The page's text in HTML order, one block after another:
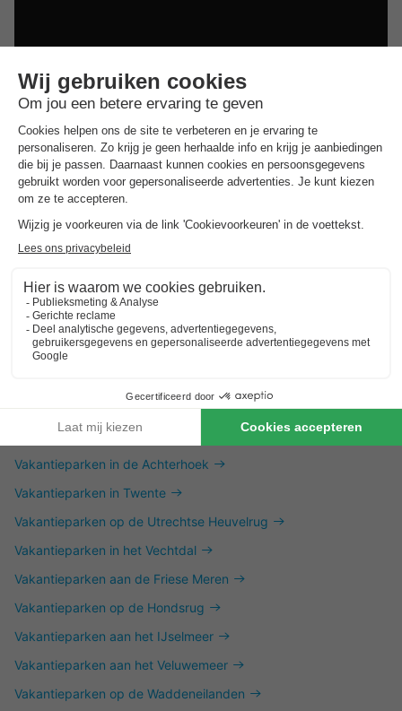
Dit is ook interessant
Vakantieparken in Zuid-Limburg
Vakantieparken in de Achterhoek
Vakantieparken in Twente
Vakantieparken op de Utrechtse Heuvelrug
Vakantieparken in het Vechtdal
Vakantieparken aan de Friese Meren
Vakantieparken op de Hondsrug
Vakantieparken aan het IJselmeer
Vakantieparken aan het Veluwemeer
Vakantieparken op de Waddeneilanden